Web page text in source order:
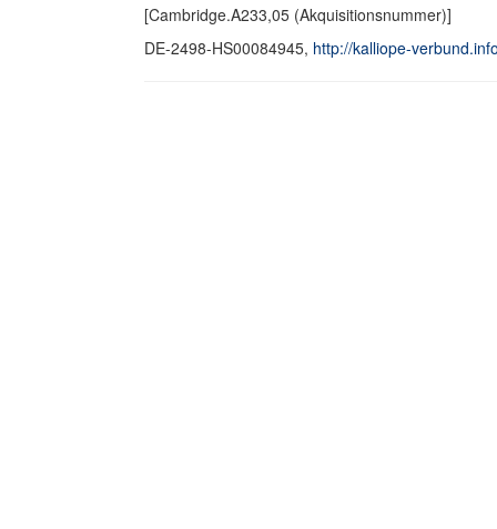
[Cambridge.A233,05 (Akquisitionsnummer)]
DE-2498-HS00084945, http://kalliope-